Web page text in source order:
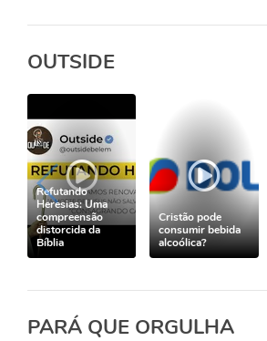
OUTSIDE
Refutando
Heresias: Uma
compreensão
distorcida da
Bíblia
Cristão pode
consumir bebida
alcoólica?
PARÁ QUE ORGULHA